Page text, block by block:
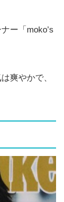
ー「moko’s
爽やかで、